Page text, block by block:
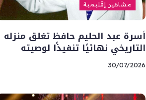
مشاهير إقليمية
أسرة عبد الحليم حافظ تغلق منزله
التاريخي نهائيًا تنفيذًا لوصيته
30/07/2026